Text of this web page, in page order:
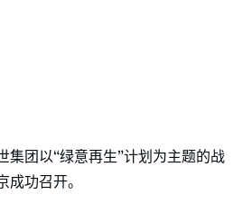
集团以“绿意再生”计划为主题的战
功召开。